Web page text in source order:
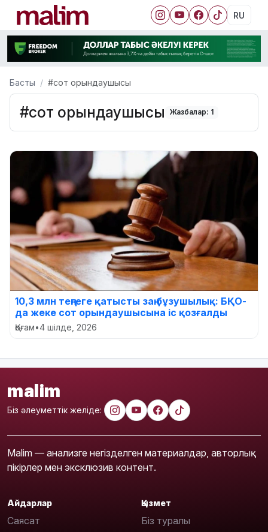
RU
Басты #сот орындаушысы
#сот орындаушысы Жазбалар: 1
10,3 млн теңгеге қатысты заң бұзушылық: БҚО-
да жеке сот орындаушысына іс қозғалды
Қоғам•4 шілде, 2026
malim
Біз әлеуметтік желіде:
Malim — анализге негізделген материалдар, авторлық
пікірлер мен эксклюзив контент.
Айдарлар
Саясат
Қызмет
Біз туралы